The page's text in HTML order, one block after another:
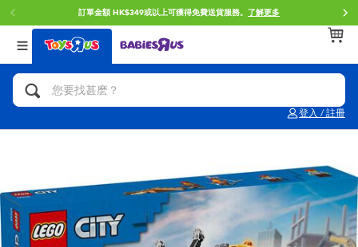
訂單金額 HK$349或以上可獲得免費送貨服務。 了解更多
登入 / 註冊
返回
分類目錄
人氣英雄,角色扮演,射擊玩具
拼砌組合及樂高LEGO
玩具車,貨車,火車及遙控系列
返回
品牌
Brunch Brother 早午餐兄弟
Spider-Man蜘蛛俠
Mini Brands
返回
年齢
0~2歳
5~7歳
8~11歳